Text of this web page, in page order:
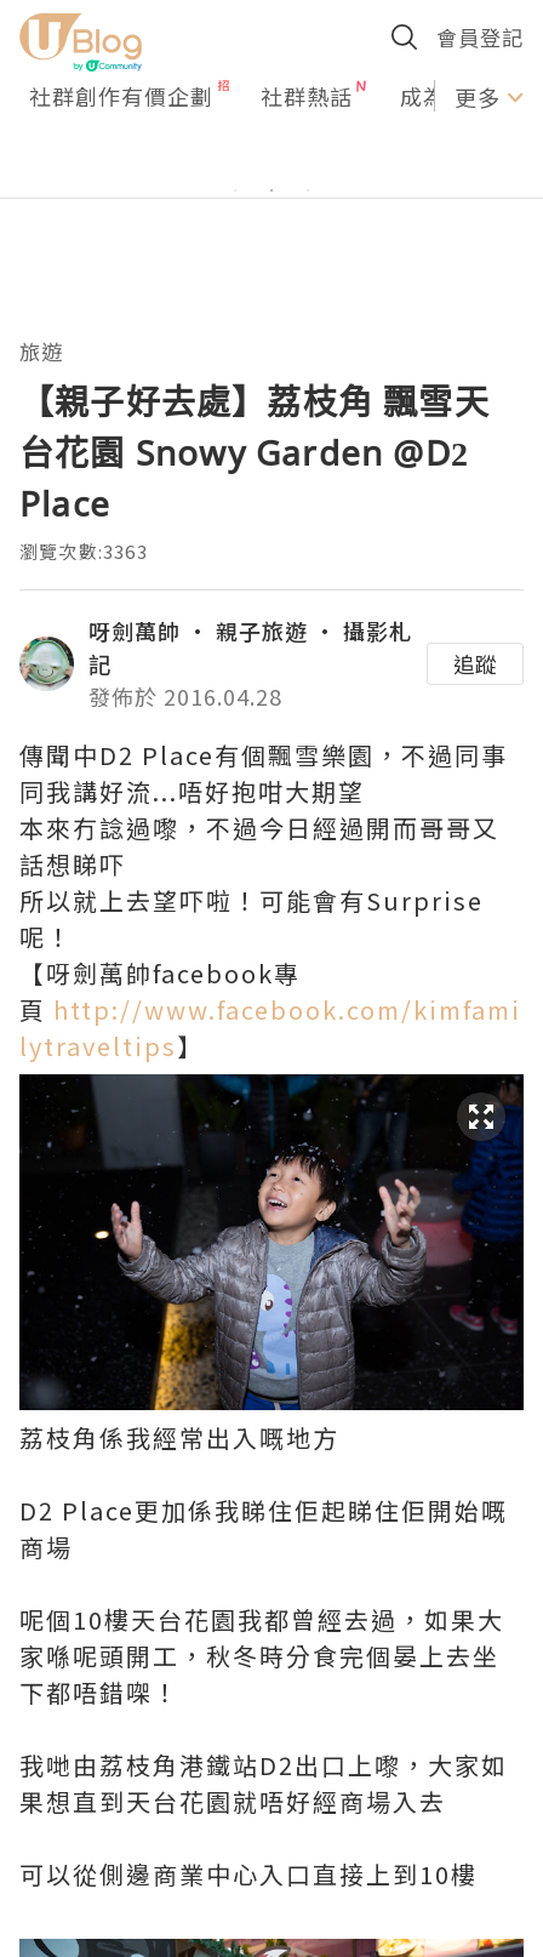
會員登記
社群創作有價企劃 社群熱話 成為U更多
旅遊
【親子好去處】荔枝角 飄雪天
台花園 Snowy Garden @D2
Place
瀏覽次數:3363
呀劍萬帥 • 親子旅遊 • 攝影札
記
發佈於 2016.04.28
追蹤
傳聞中D2 Place有個飄雪樂園，不過同事
同我講好流...唔好抱咁大期望
本來冇諗過嚟，不過今日經過開而哥哥又
話想睇吓
所以就上去望吓啦！可能會有Surprise
呢！
【呀劍萬帥facebook專
頁 http://www.facebook.com/kimfami
lytraveltips】
荔枝角係我經常出入嘅地方
D2 Place更加係我睇住佢起睇住佢開始嘅
商場
呢個10樓天台花園我都曾經去過，如果大
家喺呢頭開工，秋冬時分食完個晏上去坐
下都唔錯㗎！
我哋由荔枝角港鐵站D2出口上嚟，大家如
果想直到天台花園就唔好經商場入去
可以從側邊商業中心入口直接上到10樓